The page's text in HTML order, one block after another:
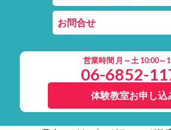
お問合せ
営業時間 月～土 10:00～
06-6852-
体験教室お申し込